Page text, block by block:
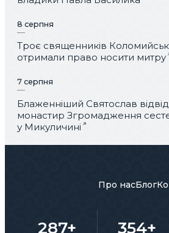
8 серпня
Троє священників
отримали право носити митру
7 серпня
Блаженніший Святослав
монастир Згромадження
у Микуличині
Про насБлог
287+ 354+